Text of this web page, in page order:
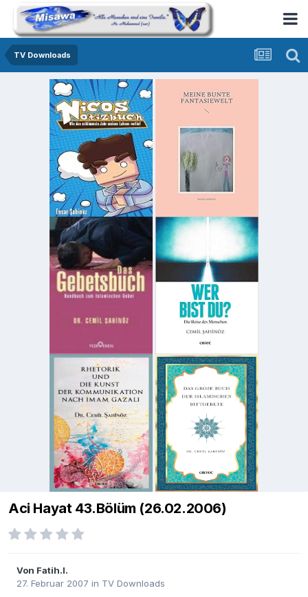
TV Downloads
Aci Hayat 43.Bölüm (26.02.2006)
Von Fatih.I.
27. Februar 2007 in TV Downloads